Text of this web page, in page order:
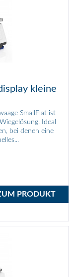
kleine
SmallFlat ist
Ideal
bei denen eine
PRODUKT